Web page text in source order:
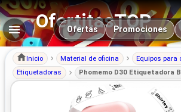
OfertitasTOP
Navegación principal
Ofertas Promociones
Inicio Material de oficina
Equipos para
Etiquetadoras
Phomemo D30 Etiquetadora